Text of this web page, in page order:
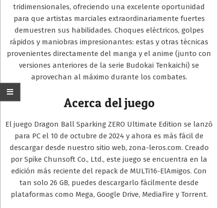
tridimensionales, ofreciendo una excelente oportunidad
para que artistas marciales extraordinariamente fuertes
demuestren sus habilidades. Choques eléctricos, golpes
rápidos y maniobras impresionantes: estas y otras técnicas
provenientes directamente del manga y el anime (junto con
versiones anteriores de la serie Budokai Tenkaichi) se
aprovechan al máximo durante los combates.
Acerca del juego
El juego Dragon Ball Sparking ZERO Ultimate Edition se lanzó
para PC el 10 de octubre de 2024 y ahora es más fácil de
descargar desde nuestro sitio web, zona-leros.com. Creado
por Spike Chunsoft Co., Ltd., este juego se encuentra en la
edición más reciente del repack de MULTi16-ElAmigos. Con
tan solo 26 GB, puedes descargarlo fácilmente desde
plataformas como Mega, Google Drive, MediaFire y Torrent.